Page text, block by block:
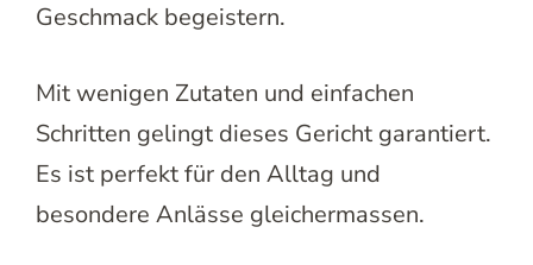
Geschmack begeistern.
Mit wenigen Zutaten und einfachen
Schritten gelingt dieses Gericht garantiert.
Es ist perfekt für den Alltag und
besondere Anlässe gleichermassen.